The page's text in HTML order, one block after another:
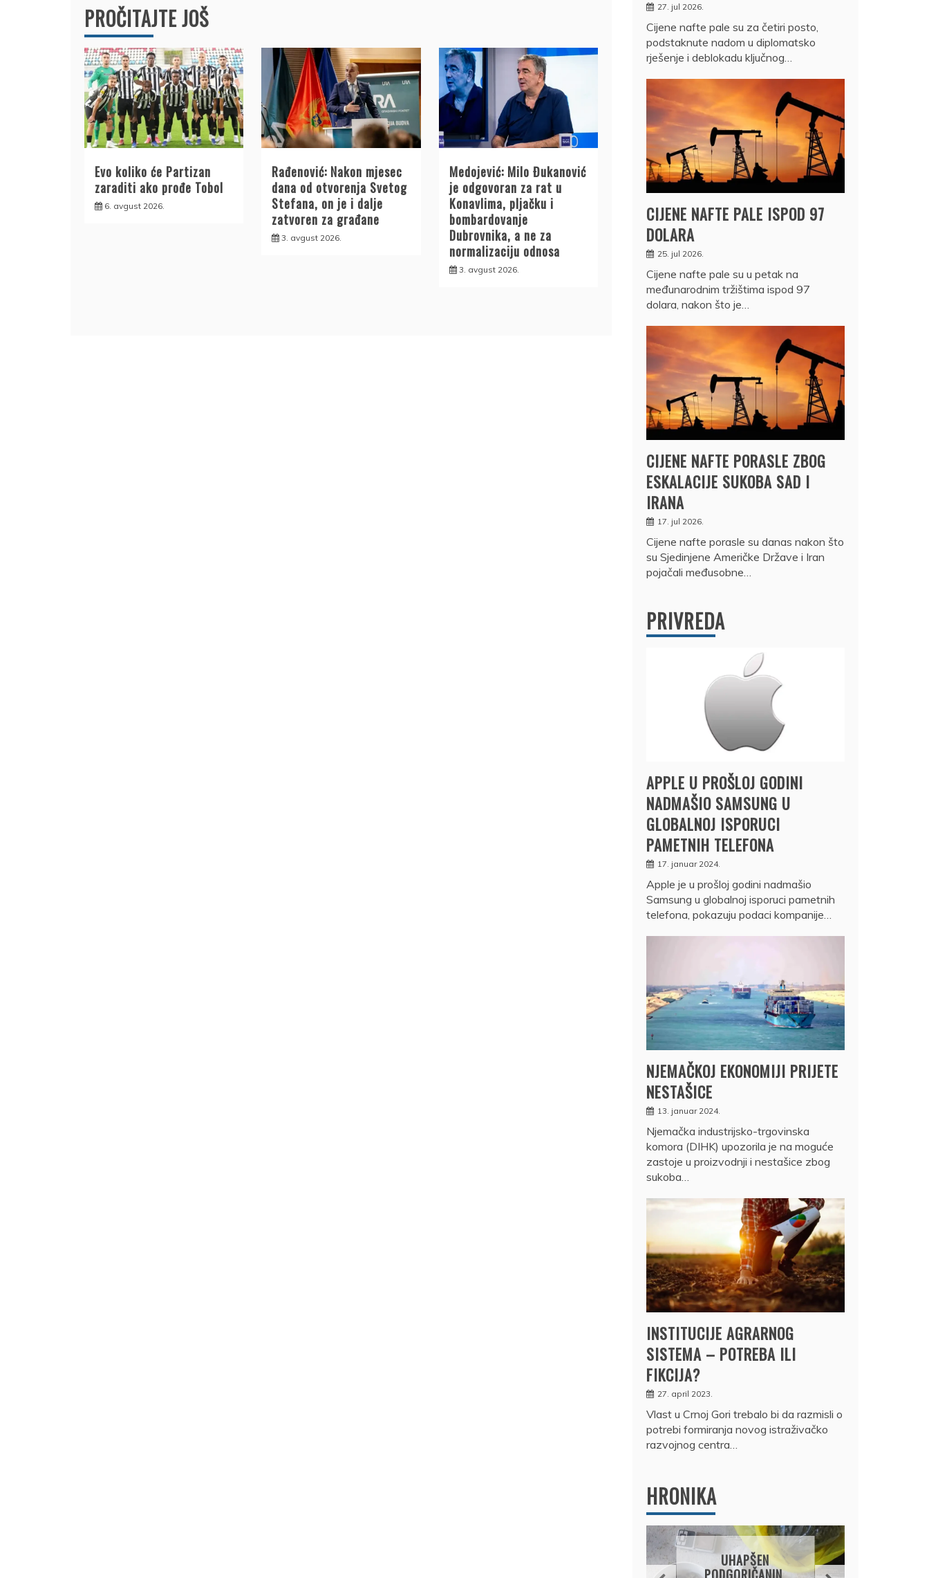
PROČITAJTE JOŠ
Evo koliko će Partizan
zaraditi ako prođe Tobol
6. avgust 2026.
Rađenović: Nakon mjesec
dana od otvorenja Svetog
Stefana, on je i dalje
zatvoren za građane
3. avgust 2026.
Medojević: Milo Đukanović
je odgovoran za rat u
Konavlima, pljačku i
bombardovanje
Dubrovnika, a ne za
normalizaciju odnosa
3. avgust 2026.
27. jul 2026.
Cijene nafte pale su za četiri posto,
podstaknute nadom u diplomatsko
rješenje i deblokadu ključnog…
CIJENE NAFTE PALE ISPOD 97
DOLARA
25. jul 2026.
Cijene nafte pale su u petak na
međunarodnim tržištima ispod 97
dolara, nakon što je…
CIJENE NAFTE PORASLE ZBOG
ESKALACIJE SUKOBA SAD I
IRANA
17. jul 2026.
Cijene nafte porasle su danas nakon što
su Sjedinjene Američke Države i Iran
pojačali međusobne…
PRIVREDA
APPLE U PROŠLOJ GODINI
NADMAŠIO SAMSUNG U
GLOBALNOJ ISPORUCI
PAMETNIH TELEFONA
17. januar 2024.
Apple je u prošloj godini nadmašio
Samsung u globalnoj isporuci pametnih
telefona, pokazuju podaci kompanije…
NJEMAČKOJ EKONOMIJI PRIJETE
NESTAŠICE
13. januar 2024.
Njemačka industrijsko-trgovinska
komora (DIHK) upozorila je na moguće
zastoje u proizvodnji i nestašice zbog
sukoba…
INSTITUCIJE AGRARNOG
SISTEMA – POTREBA ILI
FIKCIJA?
27. april 2023.
Vlast u Crnoj Gori trebalo bi da razmisli o
potrebi formiranja novog istraživačko
razvojnog centra…
HRONIKA
UHAPŠEN